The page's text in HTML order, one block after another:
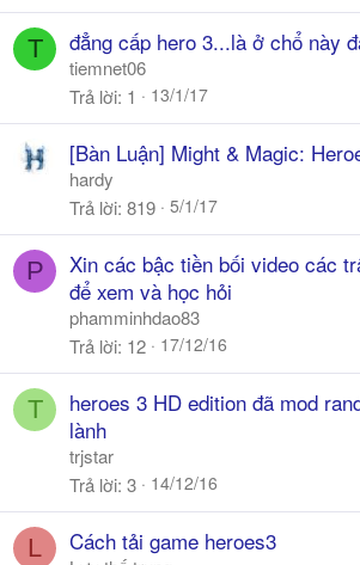
T đẳng cấp hero 3...là ở chổ này
tiemnet06
Trả lời 1 13/1/17
[Bàn Luận] Might & Magic:
hardy
Trả lời 819 5/1/17
P
Xin các bậc tiền bối video các
để xem và học hỏi
phamminhdao83
Trả lời 12 17/12/16
T
heroes 3 HD edition đã mod
lành
trjstar
Trả lời 3 14/12/16
L Cách tải game heroes3